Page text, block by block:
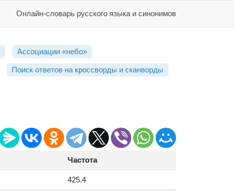
Онлайн-словарь русского языка и синонимов
Ассоциации «небо»
Поиск ответов на кроссворды и сканворды
Частота
425.4